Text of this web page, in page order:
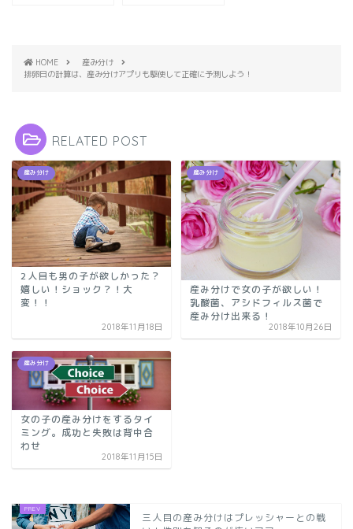
HOME
産み分け
排卵日の計算は、産み分けアプリも駆使して正確に予測しよう！
RELATED POST
産み分け
2人目も男の子が欲しかった？
嬉しい！ショック？！大
変！！
2018年11月18日
産み分け
産み分けで女の子が欲しい！
乳酸菌、アシドフィルス菌で
産み分け出来る！
2018年10月26日
産み分け
女の子の産み分けをするタイ
ミング。成功と失敗は背中合
わせ
2018年11月15日
三人目の産み分けはプレッシャーとの戦